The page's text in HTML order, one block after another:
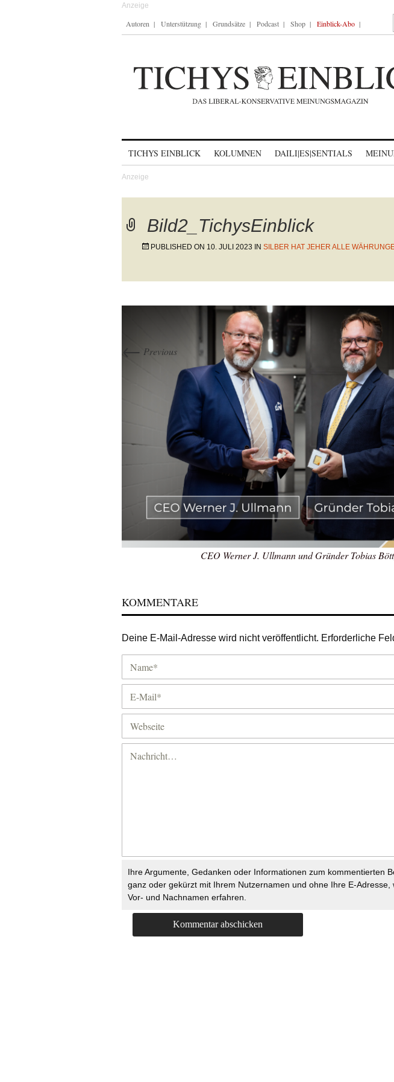
Autoren Unterstützung Grundsätze Podcast Shop Einblick-Abo
TICHYS EINBLICK KOLUMNEN DAILI|ES|SENTIALS
Bild2_TichysEinblick
PUBLISHED ON 10. JULI 2023 IN SILBER HAT JEHER ALLE
← Previous
CEO Werner J. Ullmann und Gründer Tobias
KOMMENTARE
Deine E-Mail-Adresse wird nicht veröffentlicht. Erforderliche
Ihre Argumente, Gedanken oder Informationen zum kommentierten
ganz oder gekürzt mit Ihrem Nutzernamen und ohne Ihre E-Adresse,
Vor- und Nachnamen erfahren.